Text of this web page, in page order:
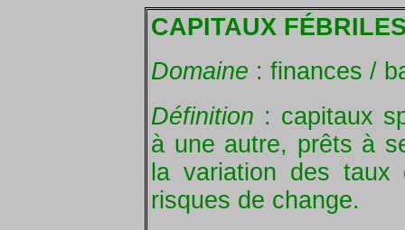
CAPITAUX
Domaine : finances /
Définition : capitaux
à une autre, prêts à
la variation des taux
risques de change.